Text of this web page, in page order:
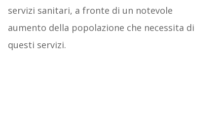
servizi sanitari, a fronte di un notevole
aumento della popolazione che necessita di
questi servizi.